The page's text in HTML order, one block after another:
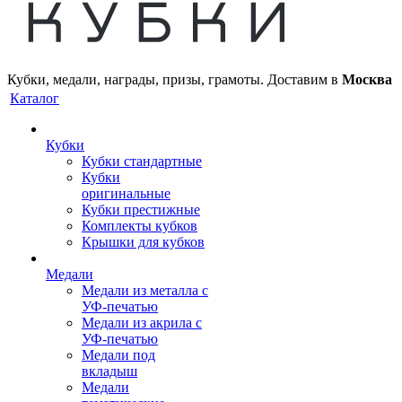
Кубки, медали, награды, призы, грамоты. Доставим в Москва
Каталог
Кубки
Кубки стандартные
Кубки
оригинальные
Кубки престижные
Комплекты кубков
Крышки для кубков
Медали
Медали из металла с
УФ-печатью
Медали из акрила с
УФ-печатью
Медали под
вкладыш
Медали